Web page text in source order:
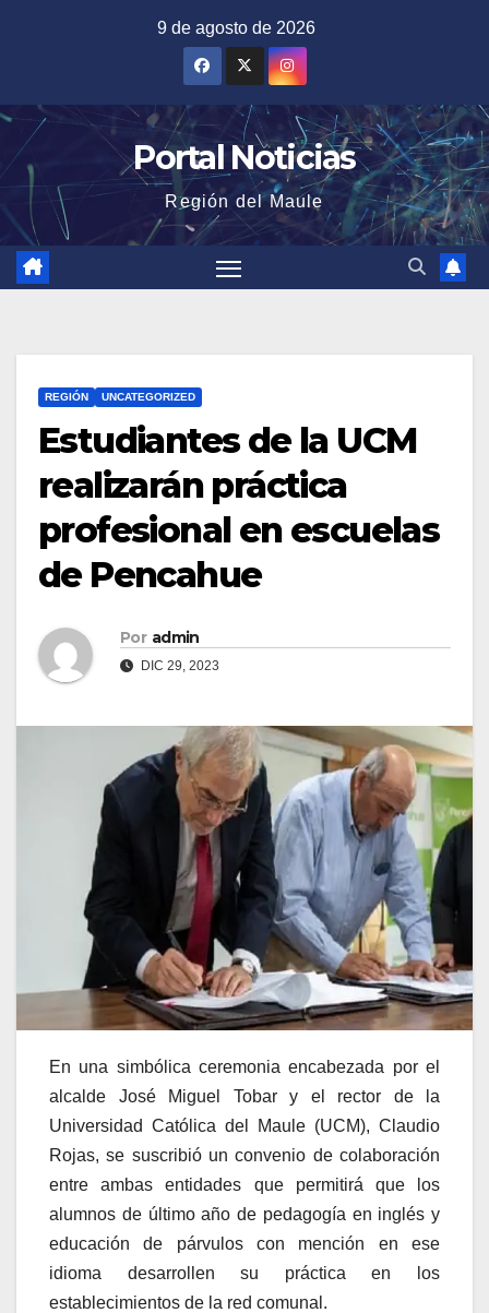
9 de agosto de 2026
Portal Noticias
Región del Maule
REGIÓN UNCATEGORIZED
Estudiantes de la UCM
realizarán práctica
profesional en escuelas
de Pencahue
Por admin
DIC 29, 2023
En una simbólica ceremonia encabezada por el
alcalde José Miguel Tobar y el rector de la
Universidad Católica del Maule (UCM), Claudio
Rojas, se suscribió un convenio de colaboración
entre ambas entidades que permitirá que los
alumnos de último año de pedagogía en inglés y
educación de párvulos con mención en ese
idioma desarrollen su práctica en los
establecimientos de la red comunal.